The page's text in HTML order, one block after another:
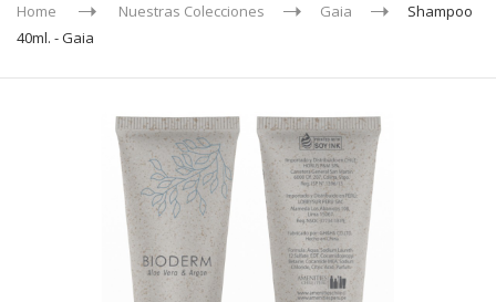
Home Nuestras Colecciones Gaia
Shampoo
40ml. - Gaia